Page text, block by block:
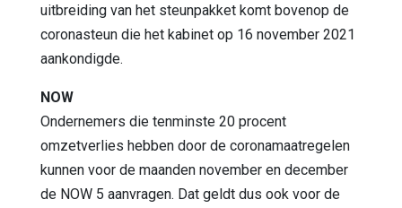
uitbreiding van het steunpakket komt bovenop de
coronasteun die het kabinet op 16 november 2021
aankondigde.
NOW
Ondernemers die tenminste 20 procent
omzetverlies hebben door de coronamaatregelen
kunnen voor de maanden november en december
de NOW 5 aanvragen. Dat geldt dus ook voor de